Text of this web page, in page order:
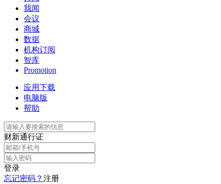
我闻
会议
商城
数据
机构订阅
智库
Promotion
应用下载
电脑版
帮助
财新通行证
登录
忘记密码？ 注册